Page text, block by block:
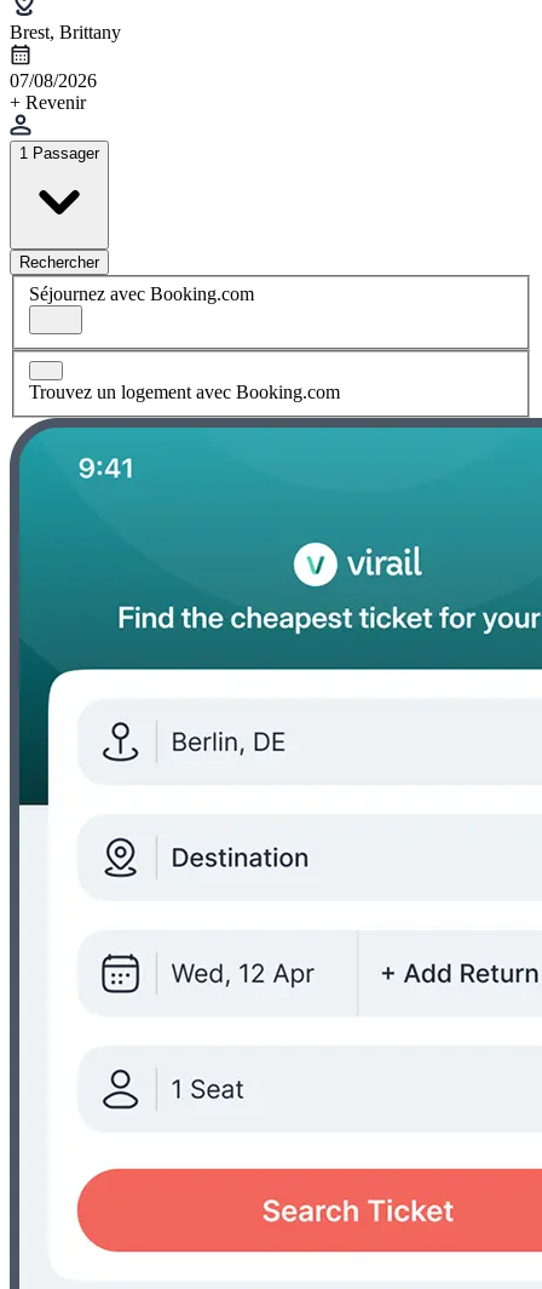
Brest, Brittany
07/08/2026
+ Revenir
1 Passager
Rechercher
Séjournez avec Booking.com
Trouvez un logement avec Booking.com